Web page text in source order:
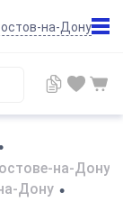
на-Дону
на-Дону
Дону •